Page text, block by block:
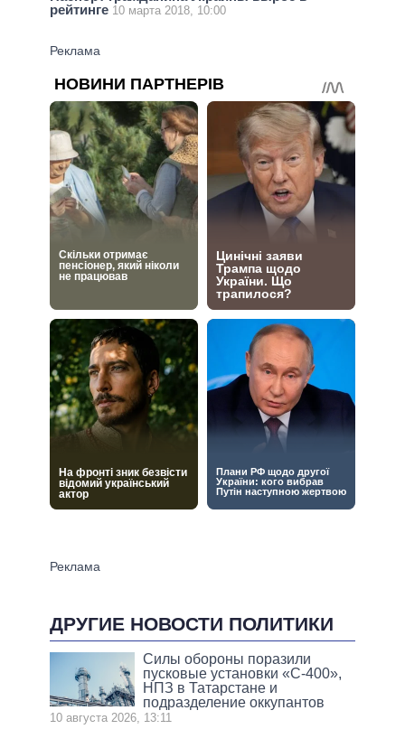
рейтинге 10 марта 2018, 10:00
ДРУГИЕ НОВОСТИ ПОЛИТИКИ
Силы обороны поразили
пусковые установки «С-400»,
НПЗ в Татарстане и
подразделение оккупантов
10 августа 2026, 13:11